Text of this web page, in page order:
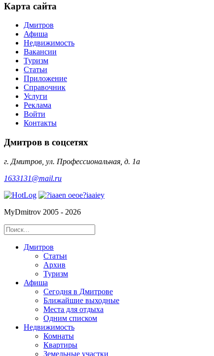
Карта сайта
Дмитров
Афиша
Недвижимость
Вакансии
Туризм
Статьи
Приложение
Справочник
Услуги
Реклама
Войти
Контакты
Дмитров в соцсетях
г. Дмитров, ул. Профессиональная, д. 1а
1633131@mail.ru
MyDmitrov 2005 - 2026
Дмитров
Статьи
Архив
Туризм
Афиша
Сегодня в Дмитрове
Ближайшие выходные
Места для отдыха
Одним списком
Недвижимость
Комнаты
Квартиры
Земельные участки